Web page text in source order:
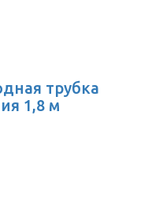
трубка
1,8 м